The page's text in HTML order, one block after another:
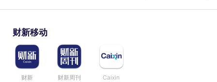
财新移动
财新 财新周刊 Caixin